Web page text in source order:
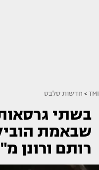
TMI
> חדשות סלבס
בשתי
שבאמת
רותם ורונן